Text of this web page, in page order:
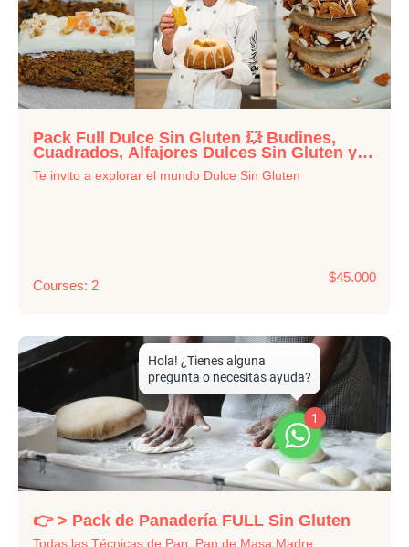
Pack Full Dulce Sin Gluten 💥 Budines,
Cuadrados, Alfajores Dulces Sin Gluten y
mas!
Te invito a explorar el mundo Dulce Sin Gluten
Courses: 2
$45.000
👉 > Pack de Panadería FULL Sin Gluten
Todas las Técnicas de Pan, Pan de Masa Madre,
1